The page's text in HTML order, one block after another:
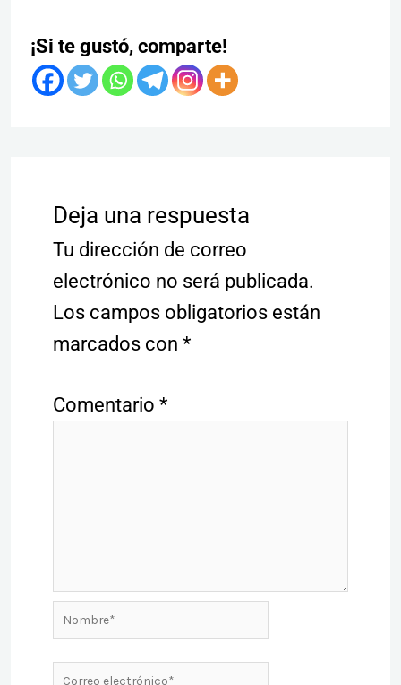
¡Si te gustó, comparte!
Deja una respuesta
Tu dirección de correo
electrónico no será publicada.
Los campos obligatorios están
marcados con *
Comentario *
Nombre*
Correo